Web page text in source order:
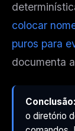
colocar
puros para
documenta
Conclusão:
o diretório